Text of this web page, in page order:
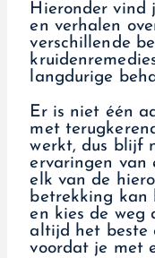
Hieronder vind
en verhalen
verschillende
langdurige
Er is niet één
met
werkt, dus blijf
ervaringen van
elk van de
betrekking kan
en kies de weg
altijd het beste
voordat je met